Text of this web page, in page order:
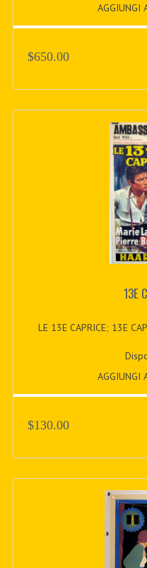
AGGIUNGI
$650.00
13E
LE 13E CAPRICE; 13E
AGGIUNGI
$130.00